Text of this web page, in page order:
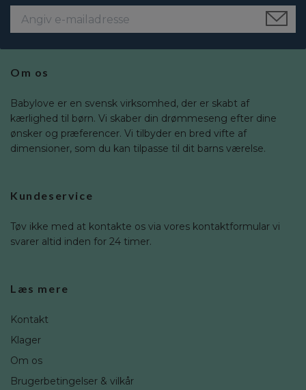
Om os
Babylove er en svensk virksomhed, der er skabt af
kærlighed til børn. Vi skaber din drømmeseng efter dine
ønsker og præferencer. Vi tilbyder en bred vifte af
dimensioner, som du kan tilpasse til dit barns værelse.
Kundeservice
Tøv ikke med at kontakte os via vores kontaktformular vi
svarer altid inden for 24 timer.
Læs mere
Kontakt
Klager
Om os
Brugerbetingelser & vilkår